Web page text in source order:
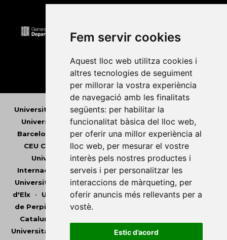
Fem servir cookies
Aquest lloc web utilitza cookies i
altres tecnologies de seguiment
per millorar la vostra experiència
de navegació amb les finalitats
següents: per habilitar la
funcionalitat bàsica del lloc web,
per oferir una millor experiència al
lloc web, per mesurar el vostre
interès pels nostres productes i
serveis i per personalitzar les
interaccions de màrqueting, per
oferir anuncis més rellevants per a
vostè.
Estic d’acord
Universitat Abat Oliba CEU•Universitat d'Alacant
Universitat d'Andorra•Universitat Autònoma de
Barcelona
Universitat de Barcelona•Universitat
CEU Cardenal Herrera
•Universitat de Girona
Universitat de les Illes Balears•Universitat
Internacional de Catalunya •Universitat Jaume I
Universitat de Lleida•Universitat Miguel Hernández
d'Elx• Universitat Oberta de Catalunya•Universitat
de Perpinyà Via Domitia
Catalunya
Universitat Pompeu Fabra
•Universitat Ramon Llull